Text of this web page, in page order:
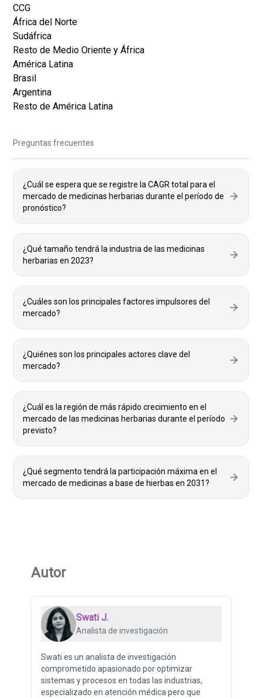
CCG
África del Norte
Sudáfrica
Resto de Medio Oriente y África
América Latina
Brasil
Argentina
Resto de América Latina
Preguntas frecuentes
¿Cuál se espera que se registre la CAGR total para el
mercado de medicinas herbarias durante el período de
pronóstico?
¿Qué tamaño tendrá la industria de las medicinas
herbarias en 2023?
¿Cuáles son los principales factores impulsores del
mercado?
¿Quiénes son los principales actores clave del
mercado?
¿Cuál es la región de más rápido crecimiento en el
mercado de las medicinas herbarias durante el período
previsto?
¿Qué segmento tendrá la participación máxima en el
mercado de medicinas a base de hierbas en 2031?
Autor
Swati J.
Analista de investigación
Swati es un analista de investigación
comprometido apasionado por optimizar
sistemas y procesos en todas las industrias,
especializado en atención médica pero que